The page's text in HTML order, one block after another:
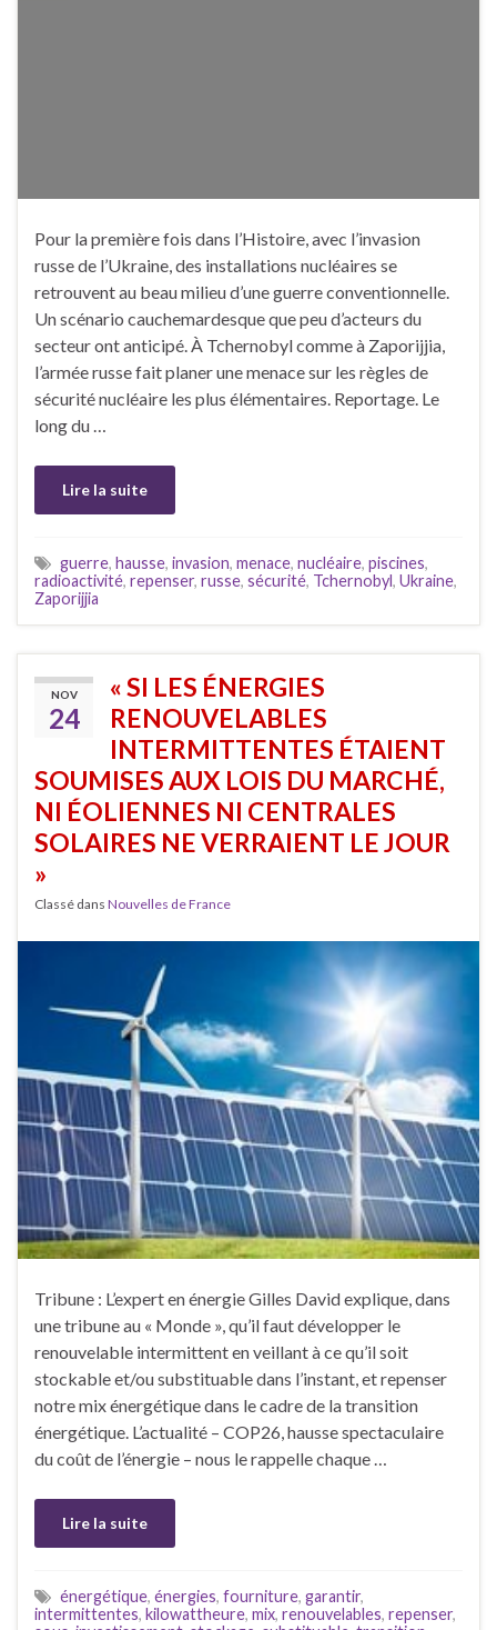
Pour la première fois dans l’Histoire, avec l’invasion
russe de l’Ukraine, des installations nucléaires se
retrouvent au beau milieu d’une guerre conventionnelle.
Un scénario cauchemardesque que peu d’acteurs du
secteur ont anticipé. À Tchernobyl comme à Zaporijjia,
l’armée russe fait planer une menace sur les règles de
sécurité nucléaire les plus élémentaires. Reportage. Le
long du …
Lire la suite
guerre, hausse, invasion, menace, nucléaire, piscines,
radioactivité, repenser, russe, sécurité, Tchernobyl, Ukraine,
Zaporijjia
NOV
24
« SI LES ÉNERGIES
RENOUVELABLES
INTERMITTENTES ÉTAIENT
SOUMISES AUX LOIS DU MARCHÉ,
NI ÉOLIENNES NI CENTRALES
SOLAIRES NE VERRAIENT LE JOUR
»
Classé dans Nouvelles de France
Tribune : L’expert en énergie Gilles David explique, dans
une tribune au « Monde », qu’il faut développer le
renouvelable intermittent en veillant à ce qu’il soit
stockable et/ou substituable dans l’instant, et repenser
notre mix énergétique dans le cadre de la transition
énergétique. L’actualité – COP26, hausse spectaculaire
du coût de l’énergie – nous le rappelle chaque …
Lire la suite
énergétique, énergies, fourniture, garantir,
intermittentes, kilowattheure, mix, renouvelables, repenser,